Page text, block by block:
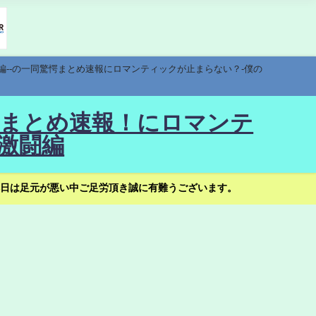
の一同驚愕まとめ速報にロマンティックが止まらない？-僕の
とめ速報！にロマンテ
闘編
足元が悪い中ご足労頂き誠に有難うございます。